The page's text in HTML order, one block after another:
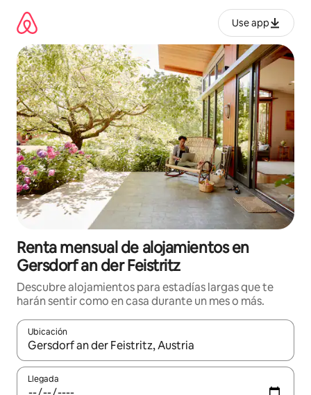
contenido
Use app
Renta mensual de alojamientos en
Gersdorf an der Feistritz
Descubre alojamientos para estadías largas que te
harán sentir como en casa durante un mes o más.
Ubicación
Cuando los resultados estén disponibles, navega con las
Llegada